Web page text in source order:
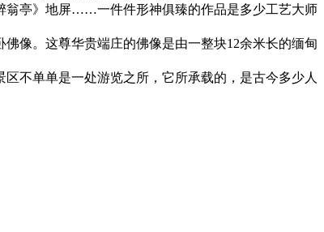
翁亭》地屏……一件件形神俱臻的作品是多少工艺大师
像。这尊华贵端庄的佛像是由一整块12余米长的缅甸
不单单是一处游览之所，它所承载的，是古今多少人